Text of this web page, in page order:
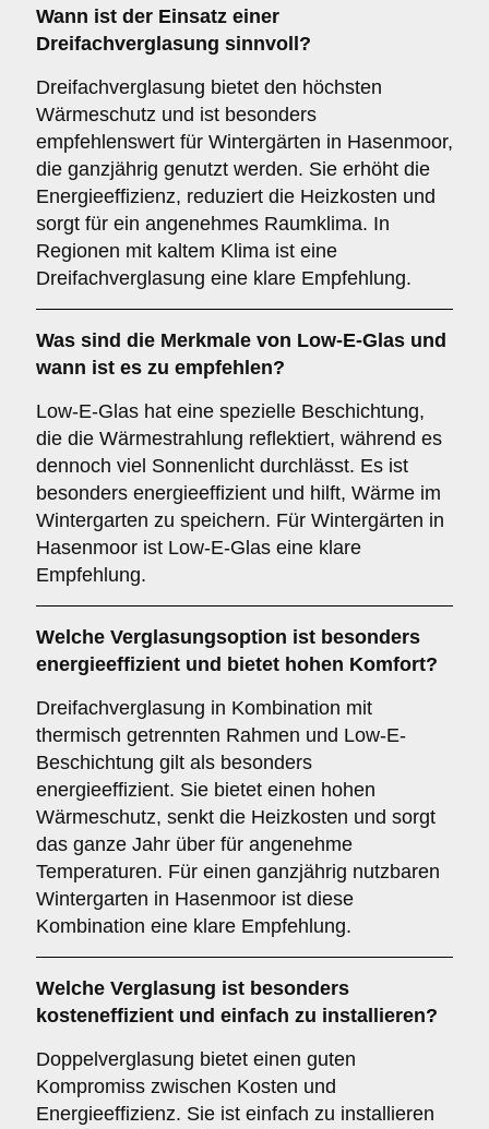
Wann ist der Einsatz einer
Dreifachverglasung sinnvoll?
Dreifachverglasung bietet den höchsten
Wärmeschutz und ist besonders
empfehlenswert für Wintergärten in Hasenmoor,
die ganzjährig genutzt werden. Sie erhöht die
Energieeffizienz, reduziert die Heizkosten und
sorgt für ein angenehmes Raumklima. In
Regionen mit kaltem Klima ist eine
Dreifachverglasung eine klare Empfehlung.
Was sind die Merkmale von Low-E-Glas und
wann ist es zu empfehlen?
Low-E-Glas hat eine spezielle Beschichtung,
die die Wärmestrahlung reflektiert, während es
dennoch viel Sonnenlicht durchlässt. Es ist
besonders energieeffizient und hilft, Wärme im
Wintergarten zu speichern. Für Wintergärten in
Hasenmoor ist Low-E-Glas eine klare
Empfehlung.
Welche Verglasungsoption ist besonders
energieeffizient und bietet hohen Komfort?
Dreifachverglasung in Kombination mit
thermisch getrennten Rahmen und Low-E-
Beschichtung gilt als besonders
energieeffizient. Sie bietet einen hohen
Wärmeschutz, senkt die Heizkosten und sorgt
das ganze Jahr über für angenehme
Temperaturen. Für einen ganzjährig nutzbaren
Wintergarten in Hasenmoor ist diese
Kombination eine klare Empfehlung.
Welche Verglasung ist besonders
kosteneffizient und einfach zu installieren?
Doppelverglasung bietet einen guten
Kompromiss zwischen Kosten und
Energieeffizienz. Sie ist einfach zu installieren